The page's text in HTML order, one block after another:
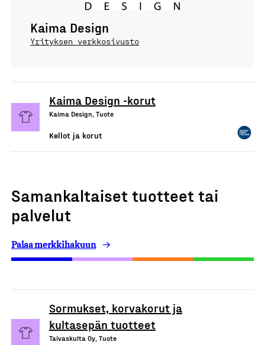
Kaima Design
Yrityksen verkkosivusto
Kaima Design -korut
Kaima Design, Tuote
Kellot ja korut
Samankaltaiset tuotteet tai
palvelut
Palaa merkkihakuun
Sormukset, korvakorut ja
kultasepän tuotteet
Taivaskulta Oy, Tuote